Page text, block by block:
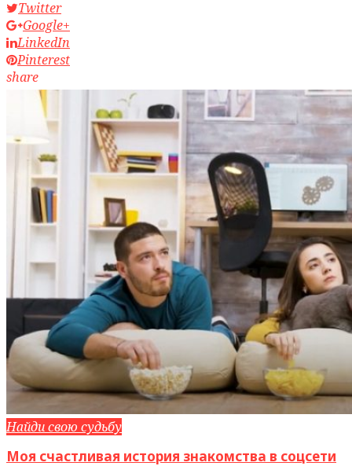
Twitter
Google+
LinkedIn
Pinterest
share
Найди свою судьбу
Моя счастливая история знакомства в соцсети